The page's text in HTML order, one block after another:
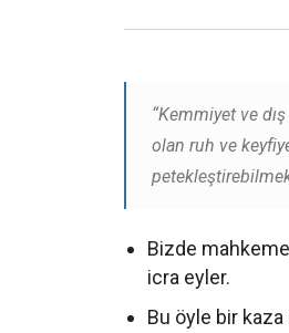
“Kemmiyet ve
olan ruh ve
Bizde
icra eyler.
Bu öyle bir